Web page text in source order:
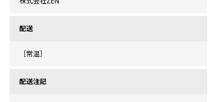
配送
［常温］
配送注記